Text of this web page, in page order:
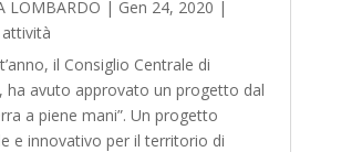
LOMBARDO | Gen 24, 2020 |
il Consiglio Centrale di
ha avuto approvato un progetto dal
a piene mani”. Un progetto
e innovativo per il territorio di